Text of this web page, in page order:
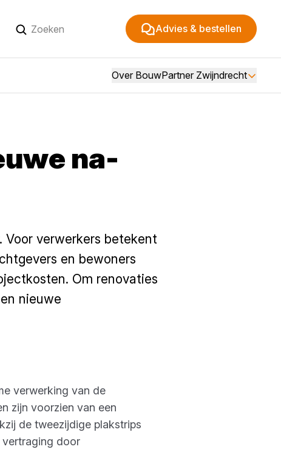
Advies & bestellen
Over BouwPartner Zwijndrecht
na-
verwerkers betekent
en bewoners
Om renovaties
nieuwe
verwerking van de
zijn voorzien van een
de tweezijdige plakstrips
door